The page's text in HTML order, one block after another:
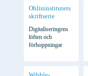
Ohlininstitutets
skriftserie
Digitaliseringens
löften och
förhoppningar